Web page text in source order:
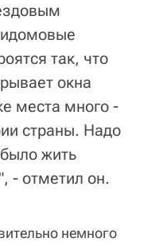
так, что
окна
места много -
страны. Надо
жить
- отметил он.
немного